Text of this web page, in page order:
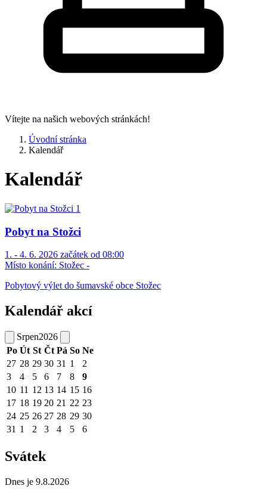
Vítejte na našich webových stránkách!
Úvodní stránka
Kalendář
Kalendář
Pobyt na Stožci
1. - 4. 6. 2026 začátek od 08:00
Místo konání: Stožec -
Pobytový výlet do šumavské obce Stožec
Kalendář akcí
Srpen2026
Po Út St Čt Pá So Ne
27 28 29 30 31 1
2
3
4 5 6 7 8
9
10 11 12 13 14 15 16
17 18 19 20 21 22 23
24 25 26 27 28 29 30
31 1 2 3 4 5 6
Svátek
Dnes je 9.8.2026